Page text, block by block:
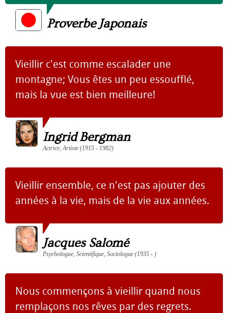
Proverbe Japonais
Vieillir c'est comme escalader une
montagne; Vous êtes un peu essoufflé,
mais la vue est bien meilleure!
Ingrid Bergman
Actrice, Artiste (1915 - 1982)
Vieillir ensemble, ce n'est pas ajouter des
années à la vie, mais de la vie aux années.
Jacques Salomé
Psychologue, Scientifique, Sociologue (1935 - )
Nous commençons à vieillir quand nous
remplaçons nos rêves par des regrets.